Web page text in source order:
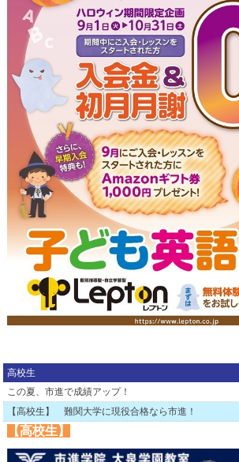
【小学生】
高校生
この夏、市進で成績アップ！
【高校生】 難関大学に現役合格なら市進！
【高校生】